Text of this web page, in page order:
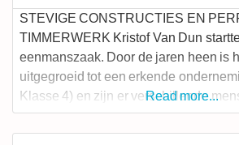
STEVIGE CONSTRUCTIES EN
TIMMERWERK Kristof Van Dun
eenmanszaak. Door de jaren heen is
uitgegroeid tot een erkende
Klasse 4) en zijn er verschillende
het bedrijf. Kristof Van Dun voert
renovatieprojecten uit in
Read more...